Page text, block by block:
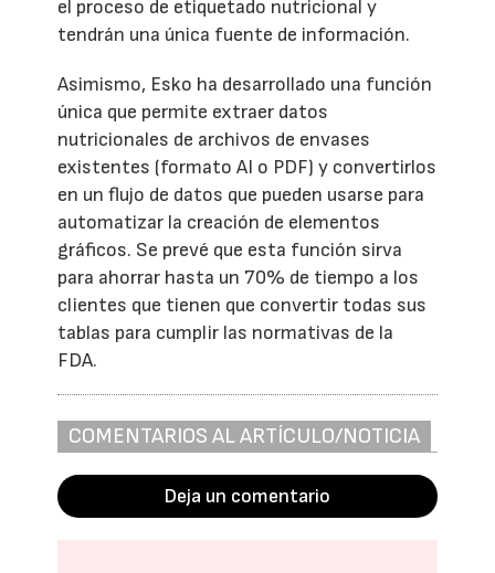
el proceso de etiquetado nutricional y
tendrán una única fuente de información.
Asimismo, Esko ha desarrollado una función
única que permite extraer datos
nutricionales de archivos de envases
existentes (formato AI o PDF) y convertirlos
en un flujo de datos que pueden usarse para
automatizar la creación de elementos
gráficos. Se prevé que esta función sirva
para ahorrar hasta un 70% de tiempo a los
clientes que tienen que convertir todas sus
tablas para cumplir las normativas de la
FDA.
COMENTARIOS AL ARTÍCULO/NOTICIA
Deja un comentario